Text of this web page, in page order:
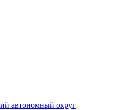
автономный округ